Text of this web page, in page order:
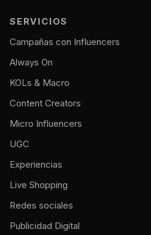
SERVICIOS
Campañas con Influencers
Always On
KOLs & Macro
Content Creators
Micro Influencers
UGC
Experiencias
Live Shopping
Redes sociales
Publicidad Digital